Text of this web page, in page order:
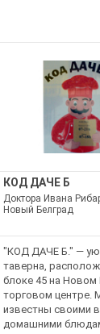
КОД ДАЧЕ Б
Доктора Ивана
Новый Белград
"КОД ДАЧЕ Б." —
таверна,
блоке 45 на Новом
торговом центре.
известны своими
домашними